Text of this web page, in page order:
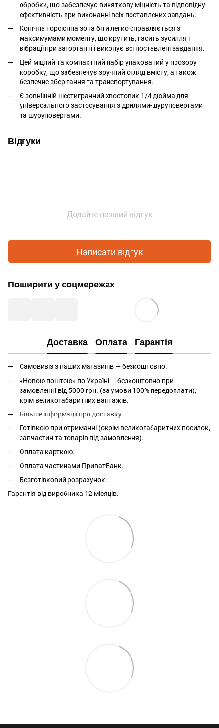
обробки, що забезпечує виняткову міцність та відповідну
ефективність при виконанні всіх поставлених завдань.
Конічна торсіонна зона біти легко справляється з
максимумами моменту, що крутить, гасить зусилля і
вібрації при загортанні і виконує всі поставлені завдання.
Цей міцний та компактний набір упакований у прозору
коробку, що забезпечує зручний огляд вмісту, а також
безпечне зберігання та транспортування.
Є зовнішній шестигранний хвостовик 1/4 дюйма для
універсального застосування з дрилями-шуруповертами
та шуруповертами.
Відгуки
Додайте перший відгук
Написати відгук
Поширити у соцмережах
Доставка Оплата Гарантія
Самовивіз з наших магазинів — безкоштовно.
«Новою поштою» по Україні — безкоштовно при
замовленні від 5000 грн. (за умови 100% передоплати),
крім великогабаритних вантажів.
Більше інформації про доставку
Готівкою при отриманні (окрім великогабаритних посилок,
запчастин та товарів під замовлення).
Оплата карткою.
Оплата частинами ПриватБанк.
Безготівковий розрахунок.
Гарантія від виробника 12 місяців.